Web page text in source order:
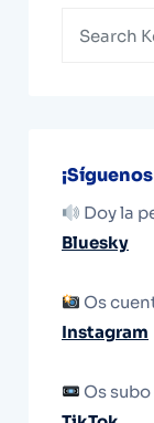
Doy la
Bluesky
Os
Instagram
Os